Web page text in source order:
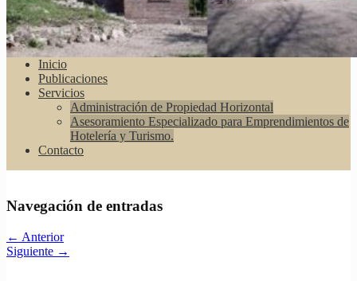
Inicio
Publicaciones
Servicios
Administración de Propiedad Horizontal
Asesoramiento Especializado para Emprendimientos de
Hotelería y Turismo.
Contacto
Navegación de entradas
← Anterior
Siguiente →